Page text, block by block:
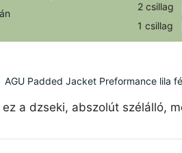
2 csillag
1 csillag
AGU Padded Jacket Preformance lila
a dzseki, abszolút szélálló,